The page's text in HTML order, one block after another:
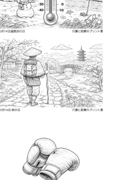
2026-05-2
2026-05-3
2026-05-7